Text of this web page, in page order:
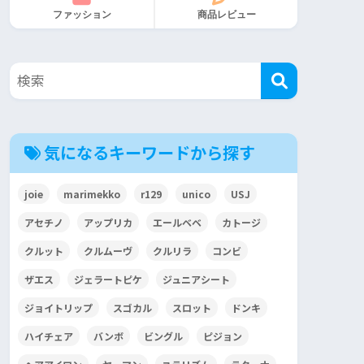
ファッション 商品レビュー
気になるキーワードから探す
joie marimekko r129 unico USJ
アセチノ アップリカ エールベベ カトージ
クルット クルムーヴ クルリラ コンビ
ザエス ジェラートピケ ジュニアシート
ジョイトリップ スゴカル スロット ドンキ
ハイチェア バンボ ビングル ピジョン